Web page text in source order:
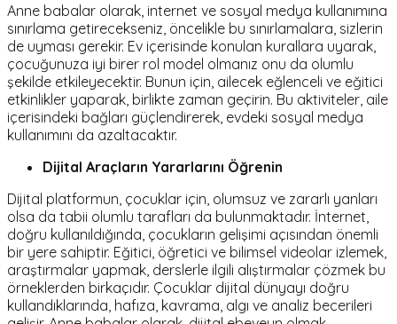
Anne babalar olarak, internet ve sosyal medya kullanımına
sınırlama getirecekseniz, öncelikle bu sınırlamalara, sizlerin
de uyması gerekir. Ev içerisinde konulan kurallara uyarak,
çocuğunuza iyi birer rol model olmanız onu da olumlu
şekilde etkileyecektir. Bunun için, ailecek eğlenceli ve eğitici
etkinlikler yaparak, birlikte zaman geçirin. Bu aktiviteler, aile
içerisindeki bağları güçlendirerek, evdeki sosyal medya
kullanımını da azaltacaktır.
Dijital Araçların Yararlarını Öğrenin
Dijital platformun, çocuklar için, olumsuz ve zararlı yanları
olsa da tabii olumlu tarafları da bulunmaktadır. İnternet,
doğru kullanıldığında, çocukların gelişimi açısından önemli
bir yere sahiptir. Eğitici, öğretici ve bilimsel videolar izlemek,
araştırmalar yapmak, derslerle ilgili alıştırmalar çözmek bu
örneklerden birkaçıdır. Çocuklar dijital dünyayı doğru
kullandıklarında, hafıza, kavrama, algı ve analiz becerileri